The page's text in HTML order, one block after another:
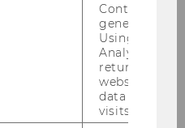
Conference, 14-
European Union:
January 20-21, 2022
Contains a
generated
Using this
Analytics can
returning
website and
data from
visits.